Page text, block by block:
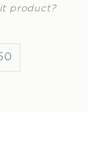
product?